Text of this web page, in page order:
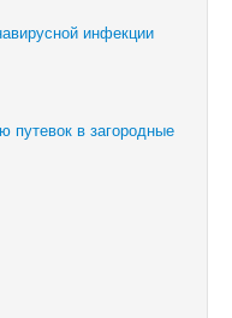
инфекции
путевок в загородные